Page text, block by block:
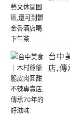
台中
店,傳